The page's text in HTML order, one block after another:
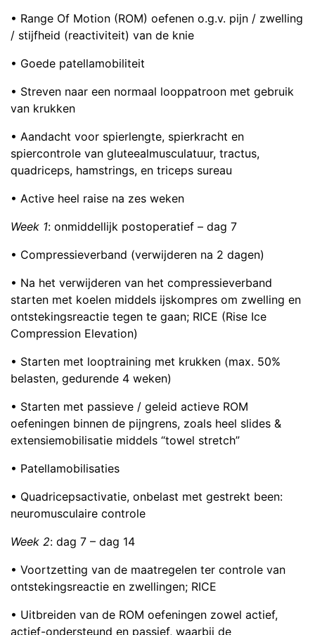
• Range Of Motion (ROM) oefenen o.g.v. pijn / zwelling
/ stijfheid (reactiviteit) van de knie
• Goede patellamobiliteit
• Streven naar een normaal looppatroon met gebruik
van krukken
• Aandacht voor spierlengte, spierkracht en
spiercontrole van gluteealmusculatuur, tractus,
quadriceps, hamstrings, en triceps sureau
• Active heel raise na zes weken
Week 1: onmiddellijk postoperatief – dag 7
• Compressieverband (verwijderen na 2 dagen)
• Na het verwijderen van het compressieverband
starten met koelen middels ijskompres om zwelling en
ontstekingsreactie tegen te gaan; RICE (Rise Ice
Compression Elevation)
• Starten met looptraining met krukken (max. 50%
belasten, gedurende 4 weken)
• Starten met passieve / geleid actieve ROM
oefeningen binnen de pijngrens, zoals heel slides &
extensiemobilisatie middels “towel stretch”
• Patellamobilisaties
• Quadricepsactivatie, onbelast met gestrekt been:
neuromusculaire controle
Week 2: dag 7 – dag 14
• Voortzetting van de maatregelen ter controle van
ontstekingsreactie en zwellingen; RICE
• Uitbreiden van de ROM oefeningen zowel actief,
actief-ondersteund en passief, waarbij de